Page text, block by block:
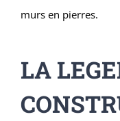
murs en pierres.
LA